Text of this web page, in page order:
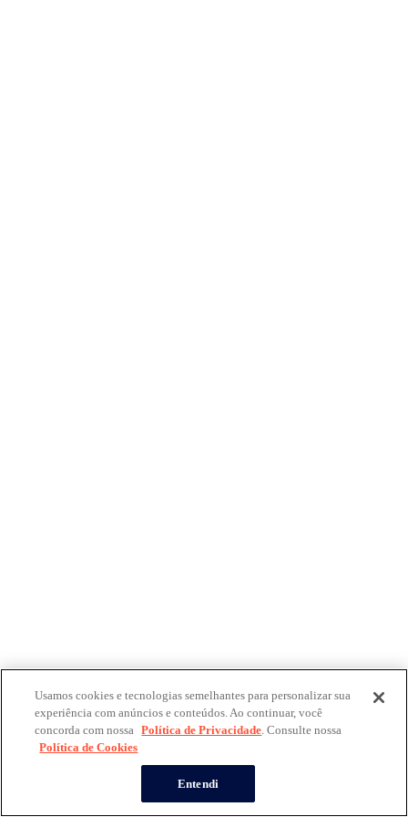
Usamos cookies e tecnologias semelhantes para personalizar sua
experiência com anúncios e conteúdos. Ao continuar, você
concorda com nossa Política de Privacidade. Consulte nossa
Política de Cookies
Entendi